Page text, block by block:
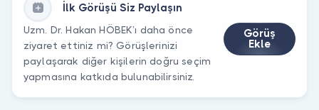
İlk Görüşü Siz Paylaşın
Uzm. Dr. Hakan HÖBEK’ı daha önce
ziyaret ettiniz mi? Görüşlerinizi
paylaşarak diğer kişilerin doğru seçim
yapmasına katkıda bulunabilirsiniz.
Görüş
Ekle